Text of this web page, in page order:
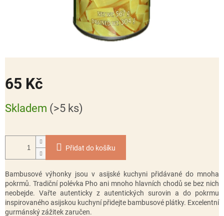
65 Kč
cena:
Skladem (>5 ks)
Přidat do košíku
Bambusové výhonky jsou v asijské kuchyni přidávané do mnoha
pokrmů. Tradiční polévka Pho ani mnoho hlavních chodů se bez nich
neobejde. Vařte autenticky z autentických surovin a do pokrmu
inspirovaného asijskou kuchyní přidejte bambusové plátky. Excelentní
gurmánský zážitek zaručen.